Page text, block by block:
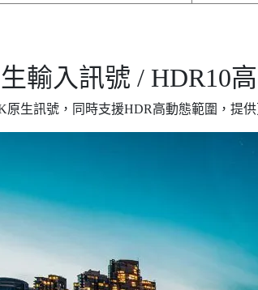
輸入訊號 / HDR10
原生訊號，同時支援HDR高動態範圍，提